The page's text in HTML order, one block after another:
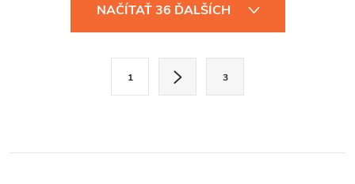
NAČÍTAŤ 36 ĎALŠÍCH
n
1 3